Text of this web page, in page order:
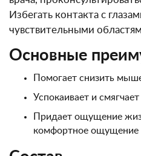
Избегать контакта с
чувствительными
Основные
Помогает снизить
Успокаивает и
Придает ощущение
комфортное